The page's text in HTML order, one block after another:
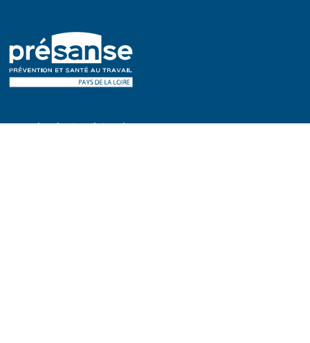
Consultez le site régional